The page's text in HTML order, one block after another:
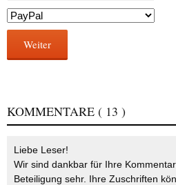
Weiter
KOMMENTARE ( 13 )
Liebe Leser!
Wir sind dankbar für Ihre
Beteiligung sehr. Ihre Zuschriften